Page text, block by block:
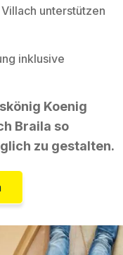
unterstützen
inklusive
Koenig
Braila so
zu gestalten.